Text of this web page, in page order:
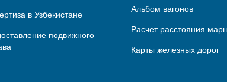
в Узбекистане
подвижного
Альбом вагонов
Расчет расстояния
Карты железных дорог